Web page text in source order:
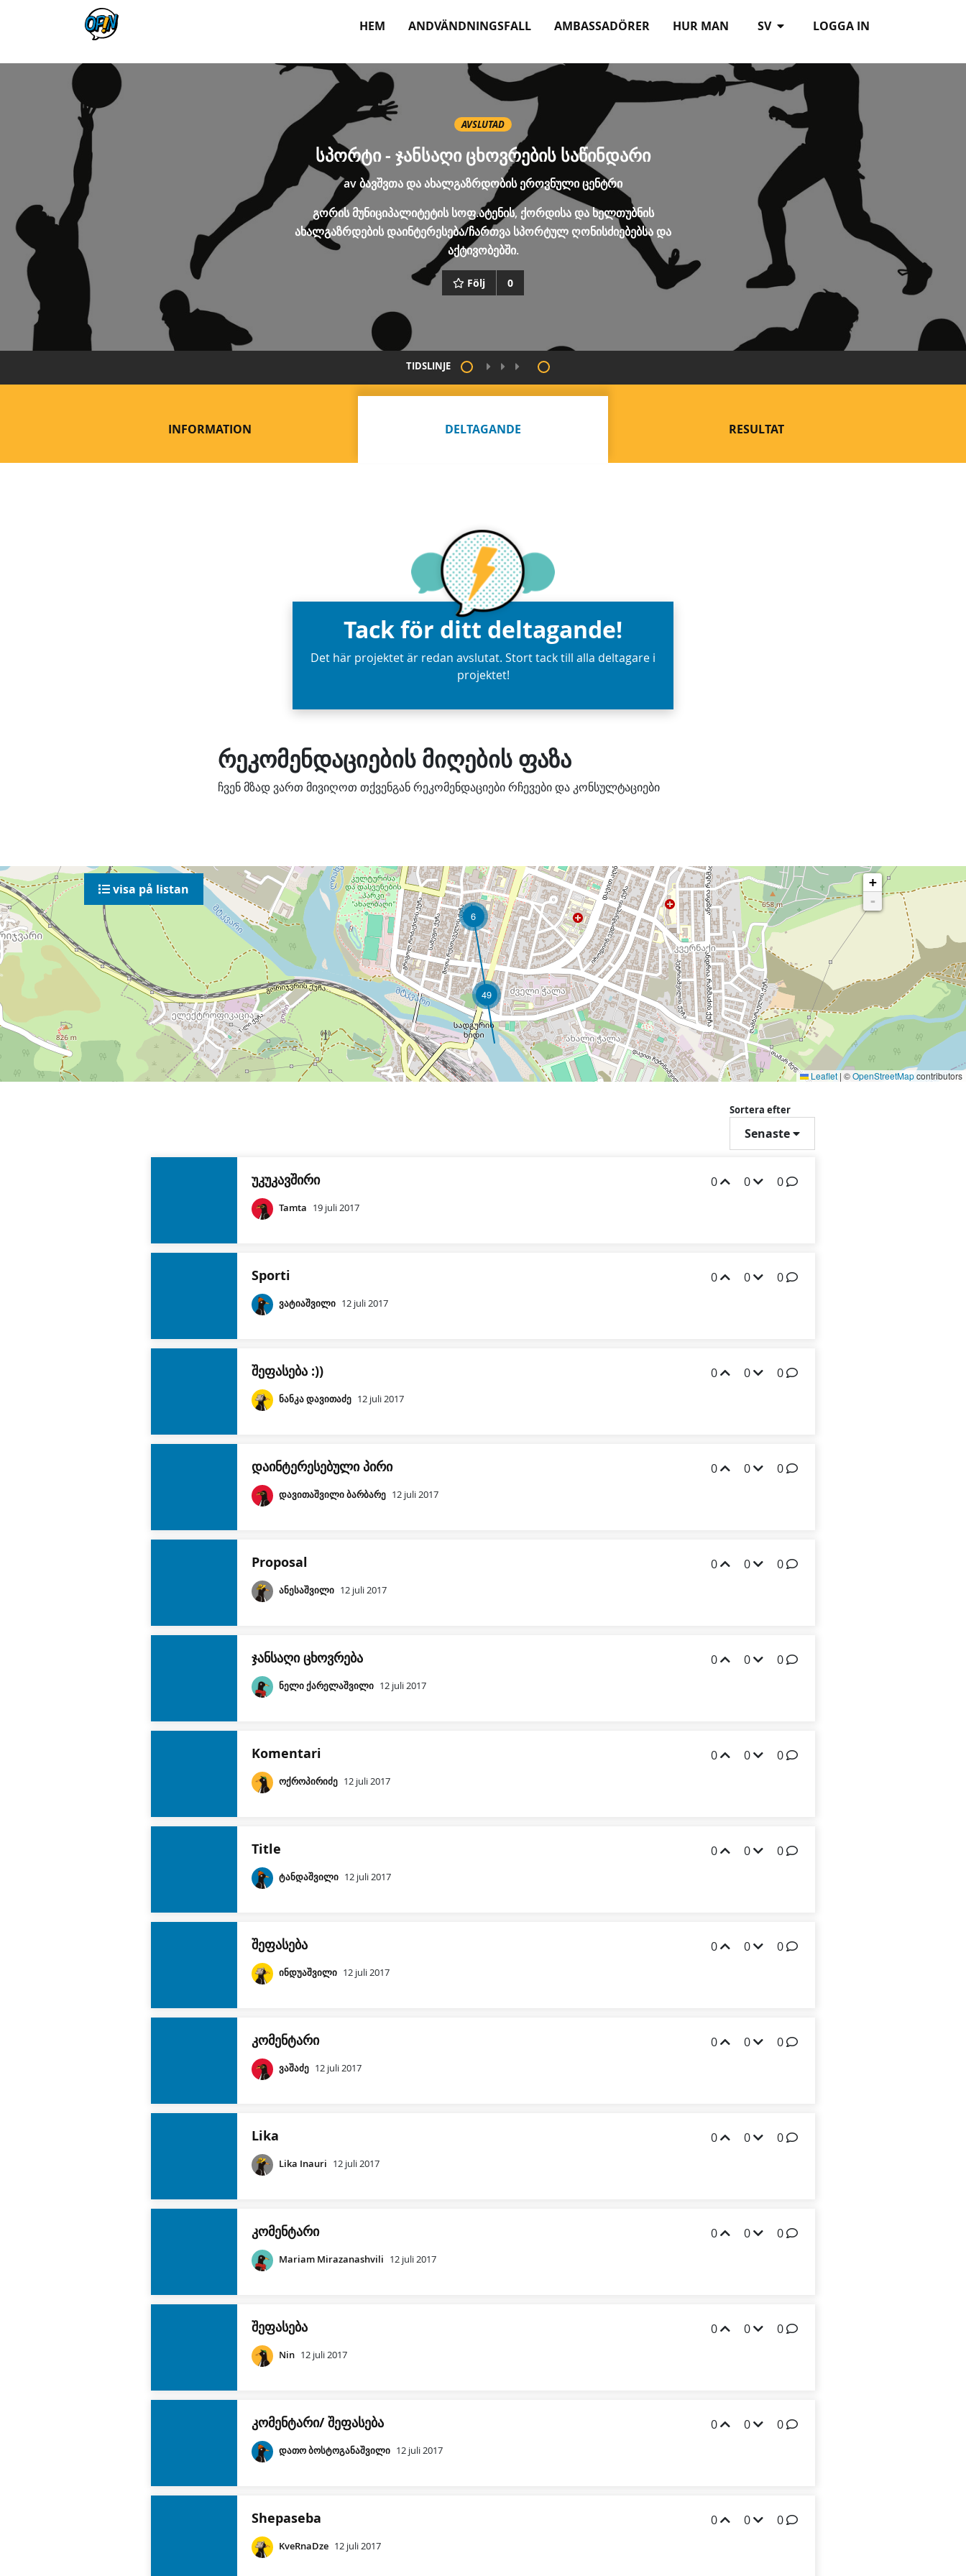
LOGGA IN
SV
HEM ANDVÄNDNINGSFALL AMBASSADÖRER HUR MAN
AVSLUTAD
სპორტი - ჯანსაღი ცხოვრების საწინდარი
avბავშვთა და ახალგაზრდობის ეროვნული ცენტრი
გორის მუნიციპალიტეტის სოფ.ატენის, ქორდისა და ხელთუბნის
ახალგაზრდების დაინტერესება/ჩართვა სპორტულ ღონისძიებებსა და
აქტივობებში.
Följ 0
TIDSLINJE
INFORMATION DELTAGANDE RESULTAT
Tack för ditt deltagande!
Det här projektet är redan avslutat. Stort tack till alla deltagare i
projektet!
რეკომენდაციების მიღების ფაზა
ჩვენ მზად ვართ მივიღოთ თქვენგან რეკომენდაციები რჩევები და კონსულტაციები
visa på listan
+
-
6
49
Leaflet | ©OpenStreetMapcontributors
Sortera efter
Senaste
0 0 0
უკუკავშირი
Tamta 19 juli 2017
0 0 0
Sporti
ვატიაშვილი 12 juli 2017
0 0 0
შეფასება :))
ნანკა დავითაძე 12 juli 2017
0 0 0
დაინტერესებული პირი
დავითაშვილი ბარბარე 12 juli 2017
0 0 0
Proposal
ანესაშვილი 12 juli 2017
0 0 0
ჯანსაღი ცხოვრება
ნელი ქარელაშვილი 12 juli 2017
0 0 0
Komentari
ოქროპირიძე 12 juli 2017
0 0 0
Title
ტანდაშვილი 12 juli 2017
0 0 0
შეფასება
ინდუაშვილი 12 juli 2017
0 0 0
კომენტარი
ვაშაძე 12 juli 2017
0 0 0
Lika
Lika Inauri 12 juli 2017
0 0 0
კომენტარი
Mariam Mirazanashvili 12 juli 2017
0 0 0
შეფასება
Nin 12 juli 2017
0 0 0
კომენტარი/ შეფასება
დათო ბოსტოგანაშვილი 12 juli 2017
0 0 0
Shepaseba
KveRnaDze 12 juli 2017